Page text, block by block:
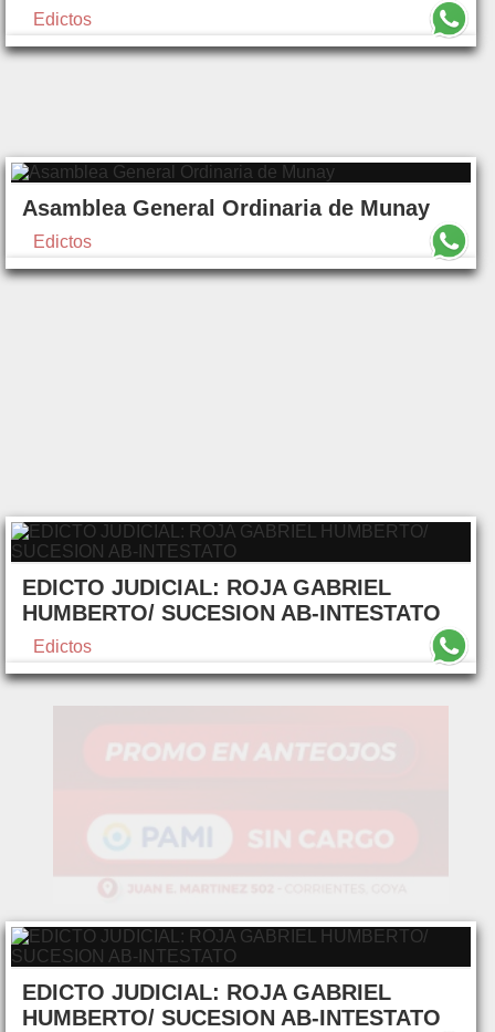
Edictos
Asamblea General Ordinaria de Munay
Edictos
EDICTO JUDICIAL: ROJA GABRIEL
HUMBERTO/ SUCESION AB-INTESTATO
Edictos
EDICTO JUDICIAL: ROJA GABRIEL
HUMBERTO/ SUCESION AB-INTESTATO